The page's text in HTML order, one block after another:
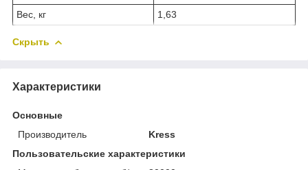
Вес, кг
1,63
Скрыть
Характеристики
Основные
Производитель
Kress
Пользовательские характеристики